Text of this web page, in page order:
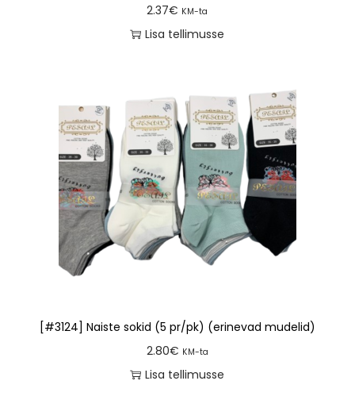
2.37€ KM-ta
Lisa tellimusse
[#3124] Naiste sokid (5 pr/pk) (erinevad mudelid)
2.80€ KM-ta
Lisa tellimusse